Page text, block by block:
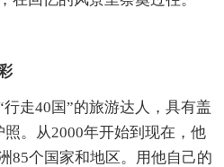
走40国”的旅游达人，具有盖
。从2000年开始到现在，他
85个国家和地区。用他自己的